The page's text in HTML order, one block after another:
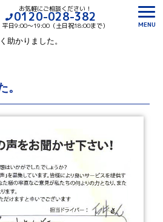
お気軽にご相談ください！
0120-028-382
平日9:00〜19:00（土日祝18:00まで）
MENU
助かりました。
。